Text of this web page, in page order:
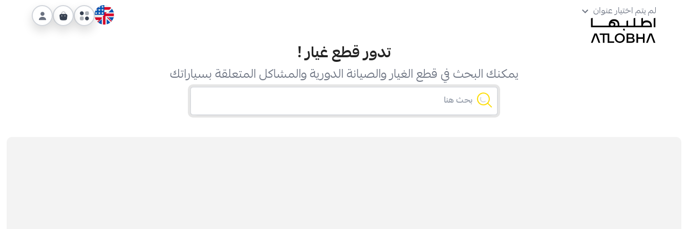
لم يتم اختيار عنوان
تدور قطع غيار!
يمكنك البحث في قطع الغيار والصيانة الدورية والمشاكل المتعلقة بسياراتك